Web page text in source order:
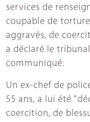
services de
coupable de
aggravés, de
a déclaré le
communiqué.
Un ex-chef de
55 ans, a lui été
coercition, de